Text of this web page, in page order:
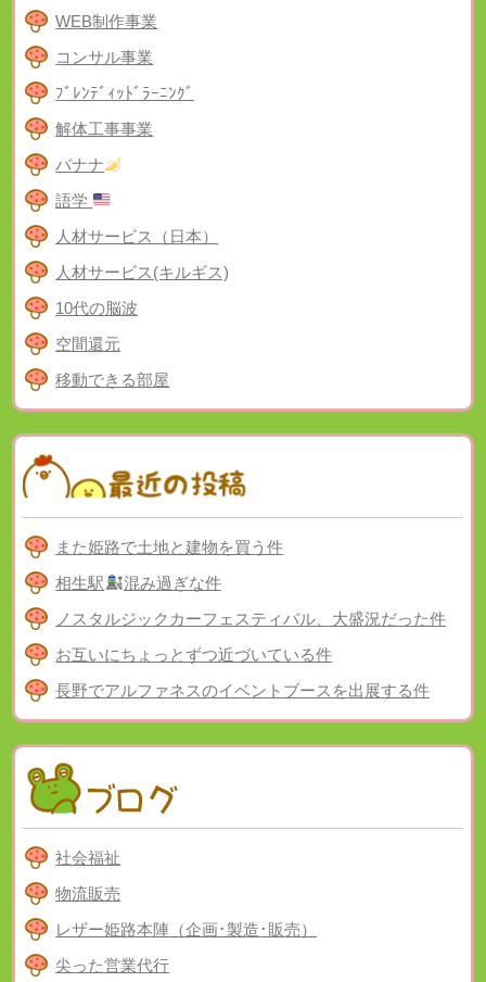
WEB制作事業
コンサル事業
ﾌﾞﾚﾝﾃﾞｨｯﾄﾞﾗｰﾆﾝｸﾞ
解体工事事業
バナナ
語学
人材サービス（日本）
人材サービス(キルギス)
10代の脳波
空間還元
移動できる部屋
また姫路で土地と建物を買う件
相生駅
混み過ぎな件
ノスタルジックカーフェスティバル、大盛況だった件
お互いにちょっとずつ近づいている件
長野でアルファネスのイベントブースを出展する件
社会福祉
物流販売
レザー姫路本陣（企画･製造･販売）
尖った営業代行